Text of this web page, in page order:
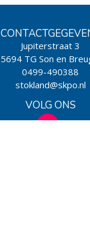
Jupiterstraat 3
5694 TG Son en
0499-490388
stokland@skpo.nl
VOLG ONS